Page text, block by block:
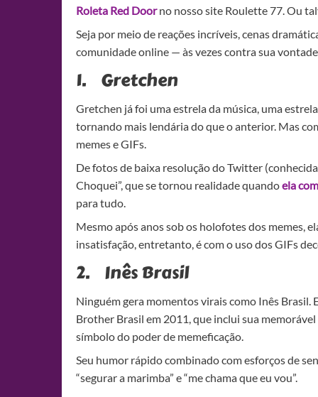
Roleta Red Doorno nosso site Roulette 77. Ou
Seja por meio de reações incríveis, cenas
comunidade online — às vezes contra sua
1. Gretchen
Gretchen já foi uma estrela da música, uma
tornando mais lendária do que o anterior. Mas
memes e GIFs.
De fotos de baixa resolução do Twitter
Choquei”, que se tornou realidade quandoela
para tudo.
Mesmo após anos sob os holofotes dos memes,
insatisfação, entretanto, é com o uso dos GIFs
2. Inês Brasil
Ninguém gera momentos virais como Inês Brasil.
Brother Brasil em 2011, que inclui sua
símbolo do poder de memeficação.
Seu humor rápido combinado com esforços de
“segurar a marimba” e “me chama que eu vou”.